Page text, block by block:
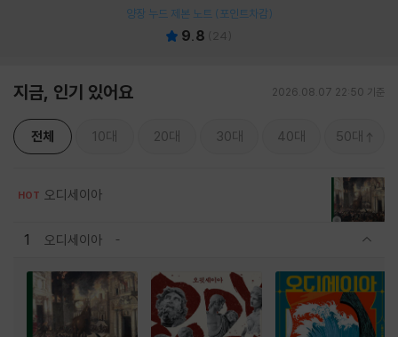
양장 누드 제본 노트 (포인트차감)
9.8 24
지금, 인기 있어요 2026.08.07 22:50 기준
전체 10대 20대 30대 40대 50대
HOT 오디세이아
1 오디세이아